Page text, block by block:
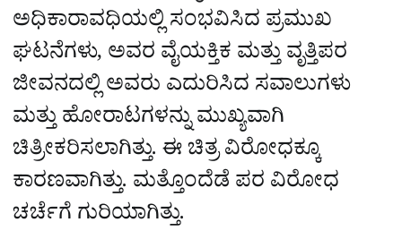
ಅಧಿಕಾರಾವಧಿಯಲ್ಲಿ ಸಂಭವಿಸಿದ ಪ್ರಮುಖ
ಘಟನೆಗಳು, ಅವರ ವೈಯಕ್ತಿಕ ಮತ್ತು ವೃತ್ತಿಪರ
ಜೀವನದಲ್ಲಿ ಅವರು ಎದುರಿಸಿದ ಸವಾಲುಗಳು
ಮತ್ತು ಹೋರಾಟಗಳನ್ನು ಮುಖ್ಯವಾಗಿ
ಚಿತ್ರೀಕರಿಸಲಾಗಿತ್ತು. ಈ ಚಿತ್ರ ವಿರೋಧಕ್ಕೂ
ಕಾರಣವಾಗಿತ್ತು. ಮತ್ತೊಂದೆಡೆ ಪರ ವಿರೋಧ
ಚರ್ಚೆಗೆ ಗುರಿಯಾಗಿತ್ತು.